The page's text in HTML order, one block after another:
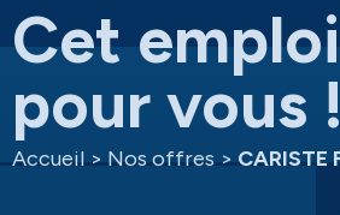
Cet
pour vous !
Accueil > Nos offres > CARISTE